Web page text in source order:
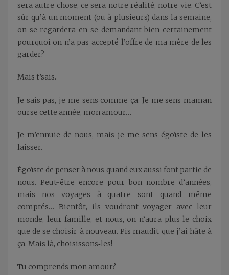
sera autre chose, ce sera notre réalité, notre vie. C’est
sûr qu’à un moment (ou à plusieurs) dans la semaine,
on se regardera en se demandant bien certainement
pourquoi on n’a pas accepté l’offre de ma mère de les
garder?
Mais t’sais.
Je sais pas, je me sens comme ça. Je me sens maman
ourse cette année, mon amour…
Je m’ennuie de nous, mais je me sens égoïste de les
laisser.
Égoïste de penser à nous quand eux aussi font partie de
nous. Peut-être encore pour bon nombre d’années,
mais nos voyages à quatre sont quand même
comptés… Bientôt, ils voudront voyager avec leur
monde, leur famille, et nous, on n’aura plus le choix
que de se choisir à nouveau. Pis maudit que j’ai hâte à
ça. Mais là, choisissons‑les!
Tu comprends mon amour?